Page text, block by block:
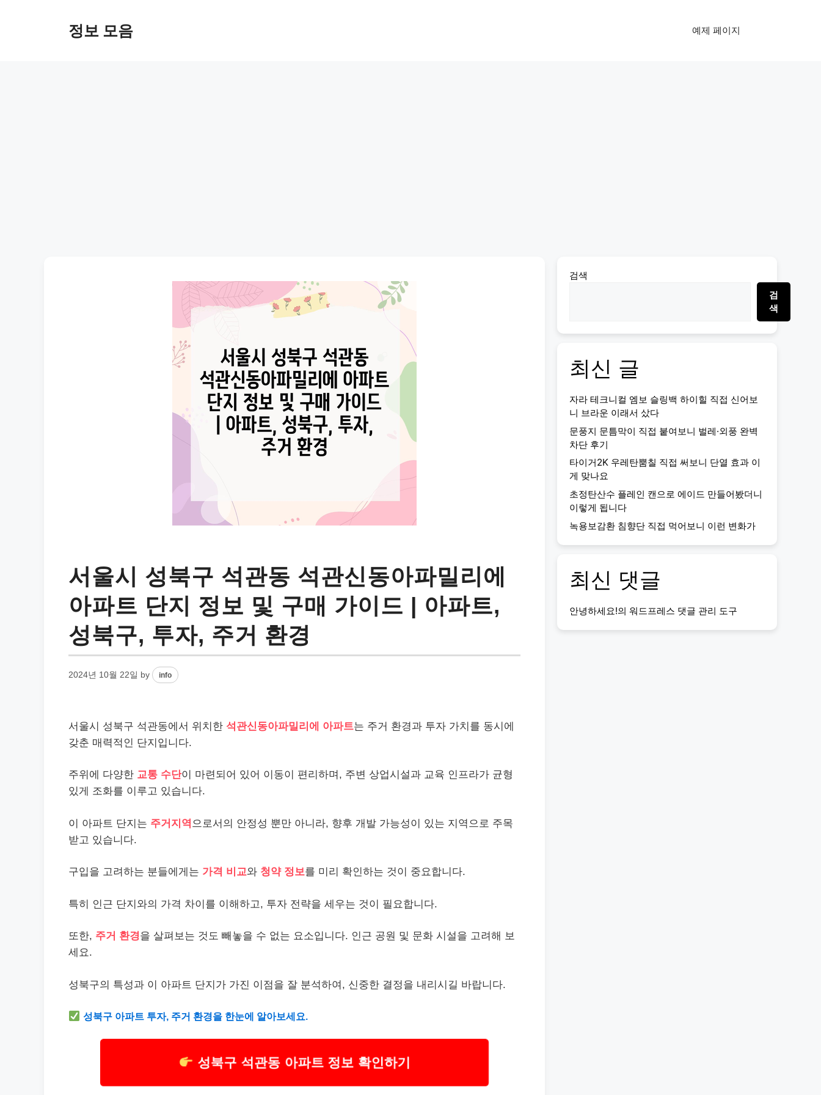
정보 모음 예제 페이지
서울시 성북구 석관동 석관신동아파밀리에
아파트 단지 정보 및 구매 가이드 | 아파트,
성북구, 투자, 주거 환경
2024년 10월 22일 by info
서울시 성북구 석관동에서 위치한 석관신동아파밀리에 아파트는 주거 환경과 투자 가치를 동시에
갖춘 매력적인 단지입니다.
주위에 다양한 교통 수단이 마련되어 있어 이동이 편리하며, 주변 상업시설과 교육 인프라가 균형
있게 조화를 이루고 있습니다.
이 아파트 단지는 주거지역 으로서의 안정성 뿐만 아니라, 향후 개발 가능성이 있는 지역으로 주목
받고 있습니다.
구입을 고려하는 분들에게는 가격 비교와 청약 정보를 미리 확인하는 것이 중요합니다.
특히 인근 단지와의 가격 차이를 이해하고, 투자 전략을 세우는 것이 필요합니다.
또한, 주거 환경을 살펴보는 것도 빼놓을 수 없는 요소입니다. 인근 공원 및 문화 시설을 고려해 보
세요.
성북구의 특성과 이 아파트 단지가 가진 이점을 잘 분석하여, 신중한 결정을 내리시길 바랍니다.
성북구 아파트 투자, 주거 환경을 한눈에 알아보세요.
성북구 석관동 아파트 정보 확인하기
검색
검
색
최신 글
자라 테크니컬 엠보 슬링백 하이힐 직접 신어보
니 브라운 이래서 샀다
문풍지 문틈막이 직접 붙여보니 벌레·외풍 완벽
차단 후기
타이거2K 우레탄뿜칠 직접 써보니 단열 효과 이
게 맞나요
초정탄산수 플레인 캔으로 에이드 만들어봤더니
이렇게 됩니다
녹용보감환 침향단 직접 먹어보니 이런 변화가
최신 댓글
안녕하세요!의 워드프레스 댓글 관리 도구